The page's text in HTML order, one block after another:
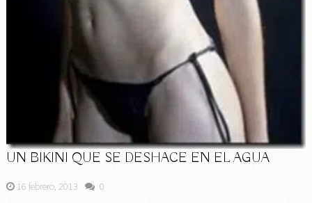
UN BIKINI QUE SE DESHACE EN EL AGUA
16 febrero, 2013 0